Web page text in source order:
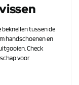
tussen de
handschoenen en
Check
voor